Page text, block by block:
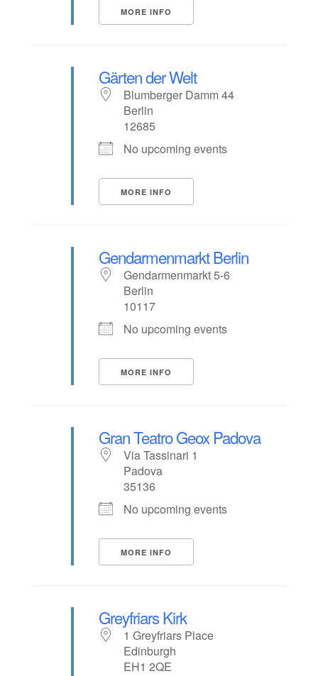
MORE INFO
Gärten der Welt
Blumberger Damm 44
Berlin
12685
No upcoming events
MORE INFO
Gendarmenmarkt Berlin
Gendarmenmarkt 5-6
Berlin
10117
No upcoming events
MORE INFO
Gran Teatro Geox Padova
Via Tassinari 1
Padova
35136
No upcoming events
MORE INFO
Greyfriars Kirk
1 Greyfriars Place
Edinburgh
EH1 2QE